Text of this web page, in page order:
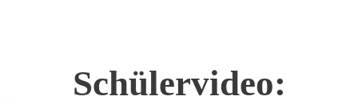
Schülervideo: